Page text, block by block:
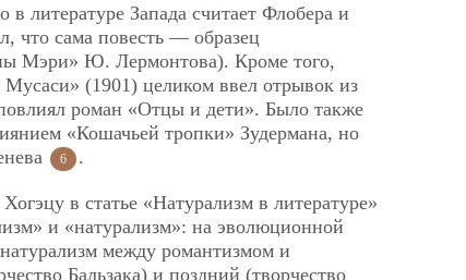
в литературе Запада считает Флобера и
что сама повесть — образец
Мэри» Ю. Лермонтова). Кроме того,
(1901) целиком ввел отрывок из
роман «Отцы и дети». Было также
«Кошачьей тропки» Зудермана, но
6 .
в статье «Натурализм в литературе»
и «натурализм»: на эволюционной
между романтизмом и
Бальзака) и поздний (творчество